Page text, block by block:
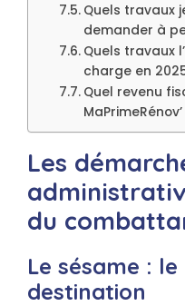
Quels travaux
demander à
Quels travaux
charge en
Quel revenu
MaPrimeRénov’
Les
du
Le sésame :
destination